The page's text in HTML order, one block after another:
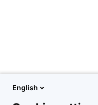
English